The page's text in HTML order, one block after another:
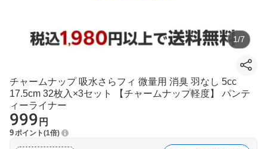
1/7
チャームナップ 吸水さらフィ 微量用 消臭 羽なし 5cc
17.5cm 32枚入×3セット 【チャームナップ軽度】 パンテ
ィーライナー
999 円
9ポイント 1倍